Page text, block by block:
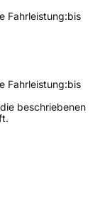
Fahrleistung:bis
Fahrleistung:bis
beschriebenen